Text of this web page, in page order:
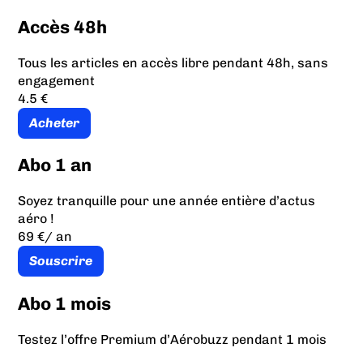
Accès 48h
Tous les articles en accès libre pendant 48h, sans
engagement
4.5 €
Acheter
Abo 1 an
Soyez tranquille pour une année entière d’actus
aéro !
69 €/ an
Souscrire
Abo 1 mois
Testez l’offre Premium d’Aérobuzz pendant 1 mois